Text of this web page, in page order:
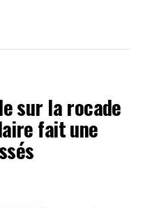
sur la rocade
fait une